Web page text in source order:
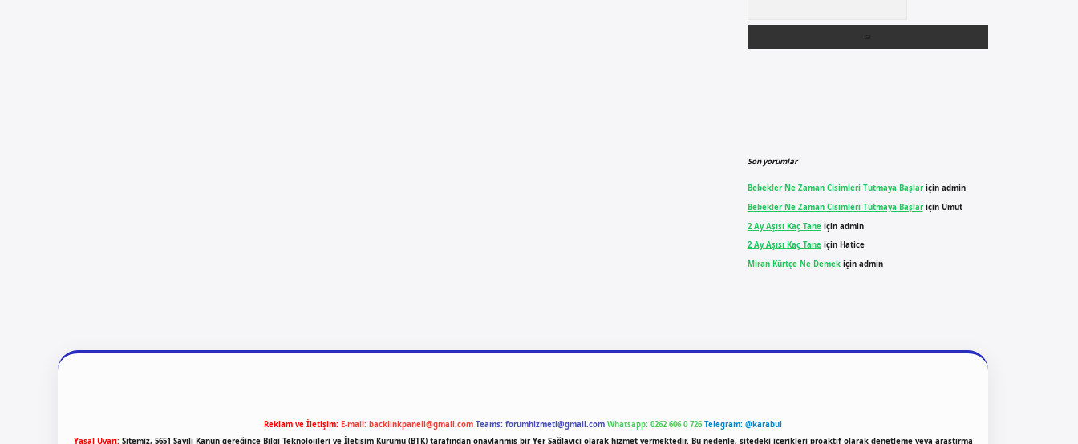
Son yorumlar
Bebekler Ne Zaman Cisimleri Tutmaya Başlariçin admin
Bebekler Ne Zaman Cisimleri Tutmaya Başlariçin Umut
2 Ay Aşısı Kaç Taneiçin admin
2 Ay Aşısı Kaç Taneiçin Hatice
Miran Kürtçe Ne Demekiçin admin
Reklam ve İletişim: E-mail: backlinkpaneli@gmail.com Teams: forumhizmeti@gmail.com Whatsapp: 0262 606 0 726 Telegram: @karabul
Yasal Uyarı: Sitemiz, 5651 Sayılı Kanun gereğince Bilgi Teknolojileri ve İletişim Kurumu (BTK) tarafından onaylanmış bir Yer Sağlayıcı olarak hizmet vermektedir. Bu nedenle, sitedeki içerikleri proaktif olarak denetleme veya araştırma